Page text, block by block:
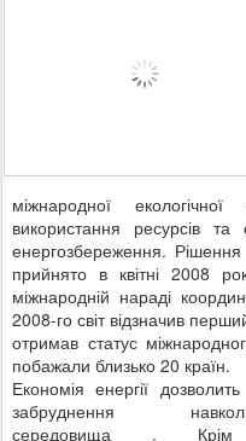
міжнародної
використання ресурсів
енергозбереження.
прийнято в квітні 2008
міжнародній нараді
2008-го світ відзначив
отримав статус
побажали близько 20 країн.
Економія енергії
забруднення
середовища . Крім